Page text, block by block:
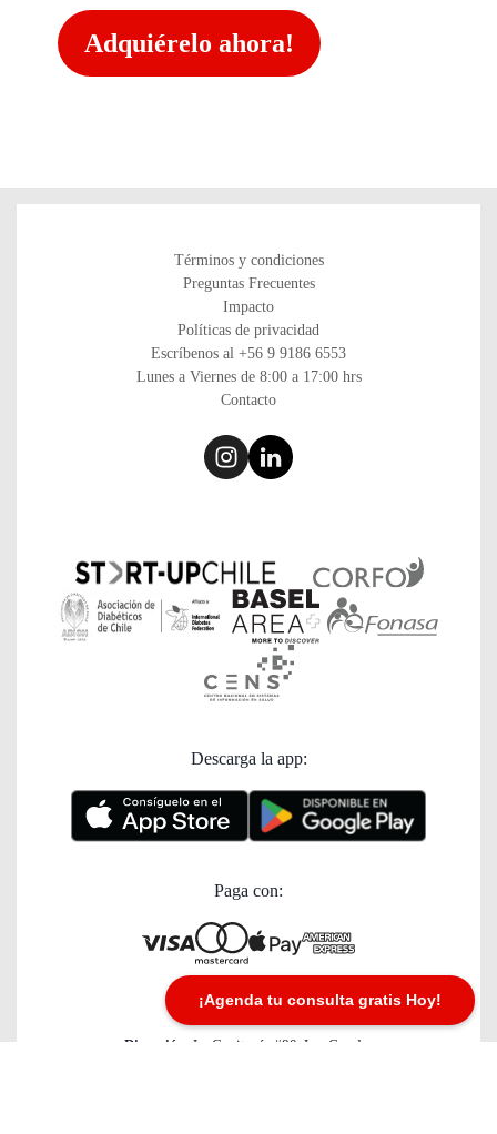
¡Agenda tu consulta gratis Hoy!
Adquiérelo ahora!
Términos y condiciones
Preguntas Frecuentes
Impacto
Políticas de privacidad
Escríbenos al +56 9 9186 6553
Lunes a Viernes de8:00 a 17:00 hrs
Contacto
Descarga la app:
Paga con:
Dirección: La Capitanía #80, Las Condes